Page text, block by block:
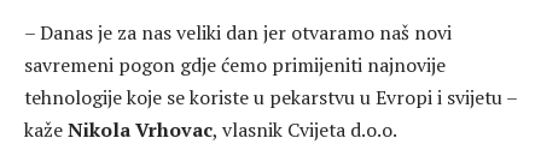
– Danas je za nas veliki dan jer otvaramo naš novi
savremeni pogon gdje ćemo primijeniti najnovije
tehnologije koje se koriste u pekarstvu u Evropi i svijetu –
kažeNikola Vrhovac, vlasnik Cvijeta d.o.o.